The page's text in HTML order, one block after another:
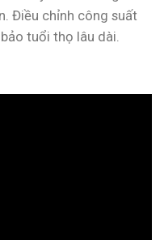
Điều chỉnh công suất
tuổi thọ lâu dài.